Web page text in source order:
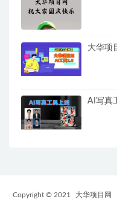
大华项
AI写真
Copyright © 2021 大华项目网